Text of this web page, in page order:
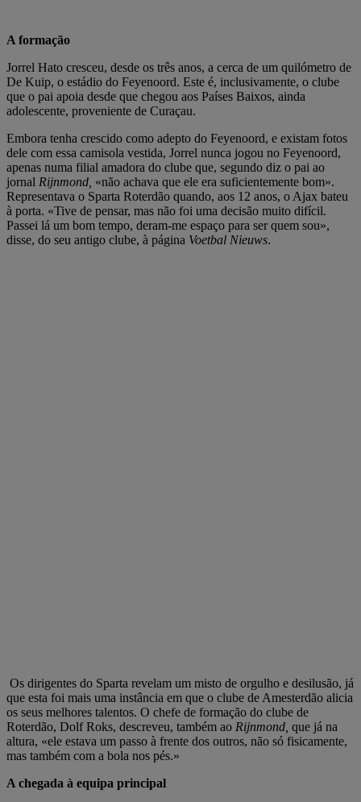
A formação
Jorrel Hato cresceu, desde os três anos, a cerca de um quilómetro de
De Kuip, o estádio do Feyenoord. Este é, inclusivamente, o clube
que o pai apoia desde que chegou aos Países Baixos, ainda
adolescente, proveniente de Curaçau.
Embora tenha crescido como adepto do Feyenoord, e existam fotos
dele com essa camisola vestida, Jorrel nunca jogou no Feyenoord,
apenas numa filial amadora do clube que, segundo diz o pai ao
jornal Rijnmond, «não achava que ele era suficientemente bom».
Representava o Sparta Roterdão quando, aos 12 anos, o Ajax bateu
à porta. «Tive de pensar, mas não foi uma decisão muito difícil.
Passei lá um bom tempo, deram-me espaço para ser quem sou»,
disse, do seu antigo clube, à página Voetbal Nieuws.
Os dirigentes do Sparta revelam um misto de orgulho e desilusão, já
que esta foi mais uma instância em que o clube de Amesterdão alicia
os seus melhores talentos. O chefe de formação do clube de
Roterdão, Dolf Roks, descreveu, também ao Rijnmond, que já na
altura, «ele estava um passo à frente dos outros, não só fisicamente,
mas também com a bola nos pés.»
A chegada à equipa principal